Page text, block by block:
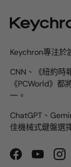
Keychron專注於
CNN、《紐約時
《PCWorld》都
一。
ChatGPT、
佳機械式鍵盤選
FacebookYouTube